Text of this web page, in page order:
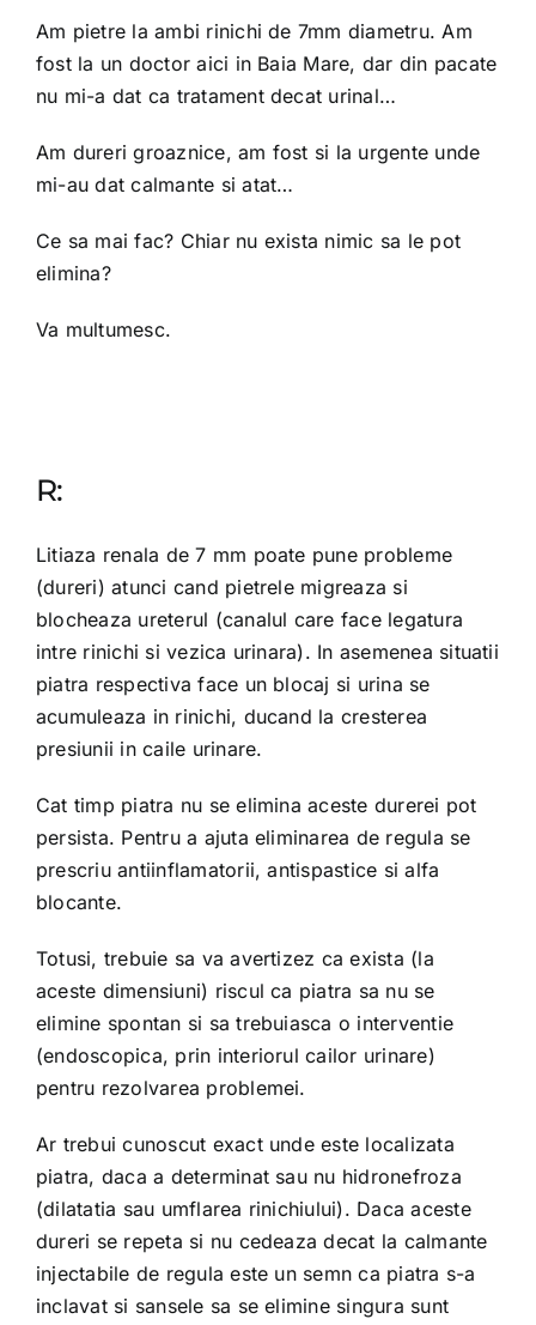
OPINIE MEDICALA
PROGRAMARI
Am pietre la ambi rinichi de 7mm diametru. Am
fost la un doctor aici in Baia Mare, dar din pacate
nu mi-a dat ca tratament decat urinal…
Am dureri groaznice, am fost si la urgente unde
mi-au dat calmante si atat…
Ce sa mai fac? Chiar nu exista nimic sa le pot
elimina?
Va multumesc.
R:
Litiaza renala de 7 mm poate pune probleme
(dureri) atunci cand pietrele migreaza si
blocheaza ureterul (canalul care face legatura
intre rinichi si vezica urinara). In asemenea situatii
piatra respectiva face un blocaj si urina se
acumuleaza in rinichi, ducand la cresterea
presiunii in caile urinare.
Cat timp piatra nu se elimina aceste durerei pot
persista. Pentru a ajuta eliminarea de regula se
prescriu antiinflamatorii, antispastice si alfa
blocante.
Totusi, trebuie sa va avertizez ca exista (la
aceste dimensiuni) riscul ca piatra sa nu se
elimine spontan si sa trebuiasca o interventie
(endoscopica, prin interiorul cailor urinare)
pentru rezolvarea problemei.
Ar trebui cunoscut exact unde este localizata
piatra, daca a determinat sau nu hidronefroza
(dilatatia sau umflarea rinichiului). Daca aceste
dureri se repeta si nu cedeaza decat la calmante
injectabile de regula este un semn ca piatra s-a
inclavat si sansele sa se elimine singura sunt